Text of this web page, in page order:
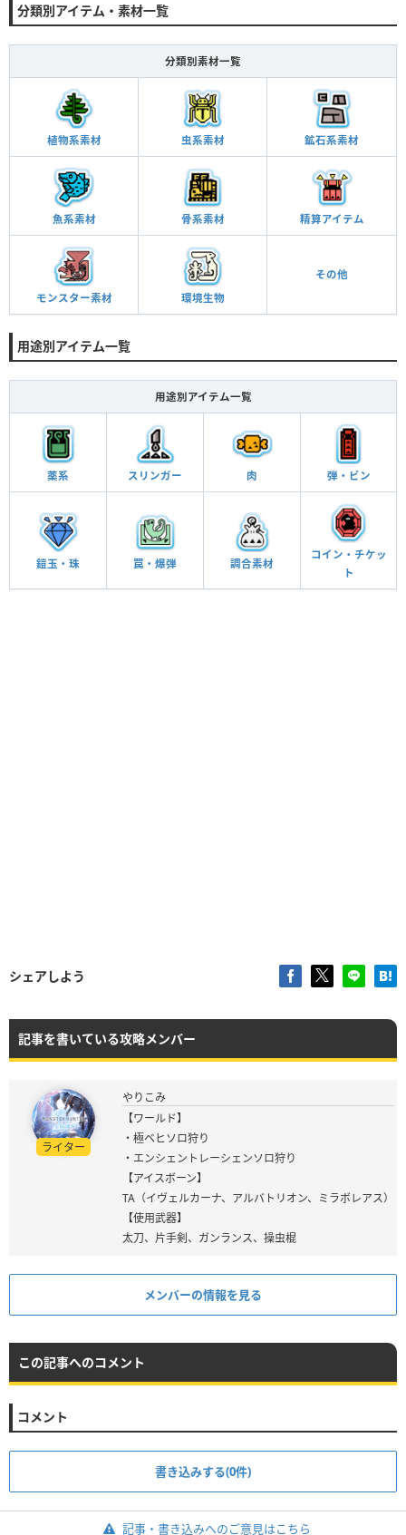
分類別アイテム・素材一覧
分類別素材一覧
植物系素材 虫系素材 鉱石系素材
魚系素材 骨系素材 精算アイテム
モンスター素材 環境生物
その他
用途別アイテム一覧
用途別アイテム一覧
薬系 スリンガー 肉 弾・ビン
鎧玉・珠 罠・爆弾 調合素材
コイン・チケッ
ト
シェアしよう
記事を書いている攻略メンバー
ライター
やりこみ
【ワールド】
・極ベヒソロ狩り
・エンシェントレーシェンソロ狩り
【アイスボーン】
TA（イヴェルカーナ、アルバトリオン、ミラボレアス）
【使用武器】
太刀、片手剣、ガンランス、操虫棍
メンバーの情報を見る
この記事へのコメント
コメント
書き込みする(0件)
記事・書き込みへのご意見はこちら